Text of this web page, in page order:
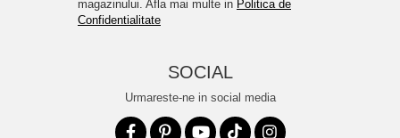
magazinului. Afla mai multe in Politica de
Confidentialitate
SOCIAL
Urmareste-ne in social media